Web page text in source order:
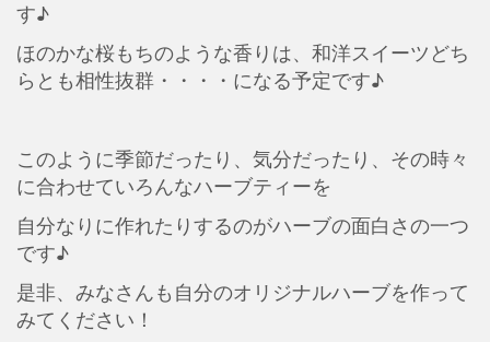
す♪
ほのかな桜もちのような香りは、和洋スイーツどち
らとも相性抜群・・・・になる予定です♪
このように季節だったり、気分だったり、その時々
に合わせていろんなハーブティーを
自分なりに作れたりするのがハーブの面白さの一つ
です♪
是非、みなさんも自分のオリジナルハーブを作って
みてください！